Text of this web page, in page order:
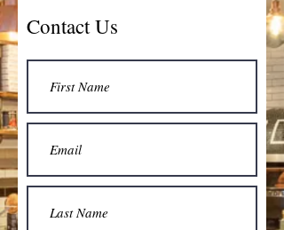
Contact Us